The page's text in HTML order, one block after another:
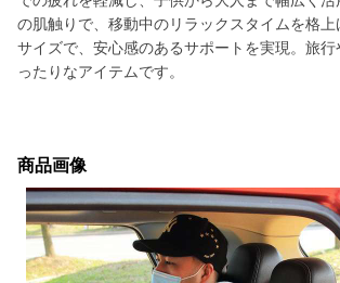
の肌触りで、移動中のリラックスタイムを格
サイズで、安心感のあるサポートを実現。旅
ったりなアイテムです。
商品画像